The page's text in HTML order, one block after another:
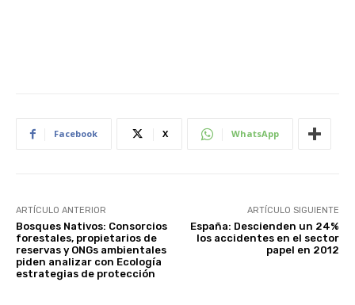
Facebook X WhatsApp
ARTÍCULO ANTERIOR
Bosques Nativos: Consorcios
forestales, propietarios de
reservas y ONGs ambientales
piden analizar con Ecología
estrategias de protección
ARTÍCULO SIGUIENTE
España: Descienden un 24%
los accidentes en el sector
papel en 2012